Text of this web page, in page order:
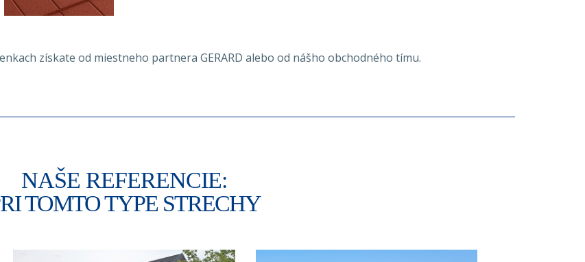
získate od miestneho partnera GERARD alebo od nášho obchodného tímu.
NAŠE REFERENCIE:
TOMTO TYPE STRECHY